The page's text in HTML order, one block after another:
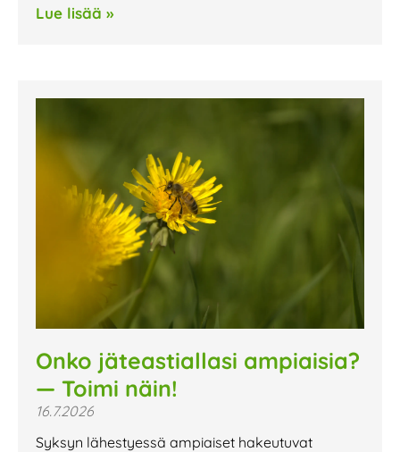
Lue lisää »
Onko jäteastiallasi ampiaisia?
— Toimi näin!
16.7.2026
Syksyn lähestyessä ampiaiset hakeutuvat